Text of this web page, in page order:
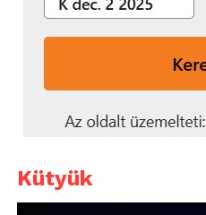
Kütyük